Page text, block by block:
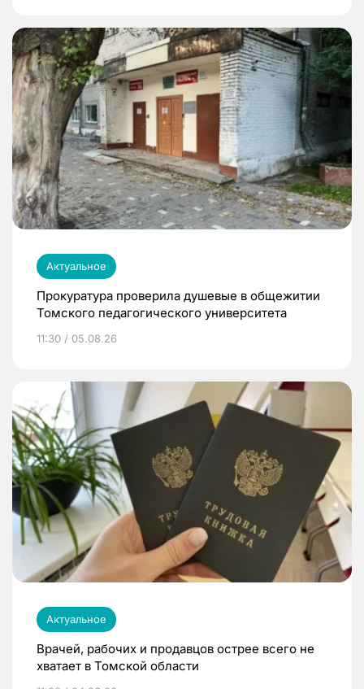
Актуальное
Прокуратура проверила душевые в общежитии
Томского педагогического университета
11:30 / 05.08.26
Актуальное
Врачей, рабочих и продавцов острее всего не
хватает в Томской области